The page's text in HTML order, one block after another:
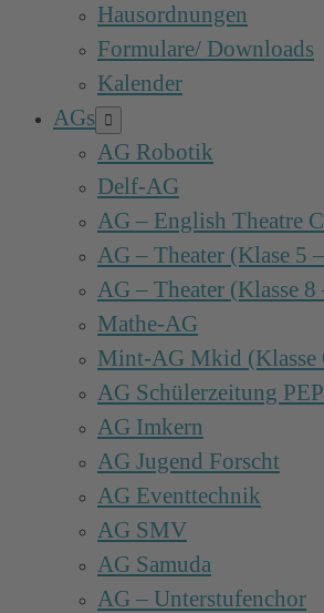
Hausordnungen
Formulare/ Downloads
Kalender
AGs Menü-
Schalter
AG Robotik
Delf-AG
AG – English Theatre
AG – Theater (Klase 5
AG – Theater (Klasse 8
Mathe-AG
Mint-AG Mkid (Klasse
AG Schülerzeitung
AG Imkern
AG Jugend Forscht
AG Eventtechnik
AG SMV
AG Samuda
AG – Unterstufenchor